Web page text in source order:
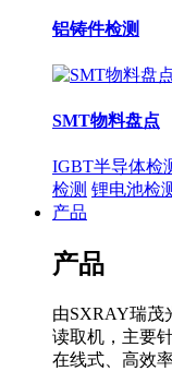
铝铸件检测
SMT物料盘点
IGBT半导体检
检测 锂电池检
产品
产品
由SXRAY瑞茂
读取机，主要
在线式、高效